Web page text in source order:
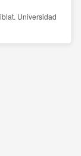
Universidad